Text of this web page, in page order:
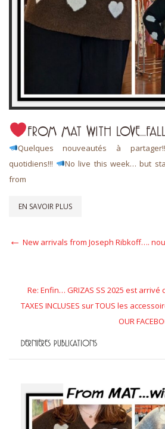
FROM MAT WITH
Quelques nouveautés à
quotidiens!!!
No live this week… but
from
EN SAVOIR PLUS
Navigation
New arrivals from Joseph Ribkoff….
Re: Enfin… GRIZAS SS 2025 est arrivé
TAXES INCLUSES sur TOUS les
OUR
DERNIÈRES PUBLICATIONS